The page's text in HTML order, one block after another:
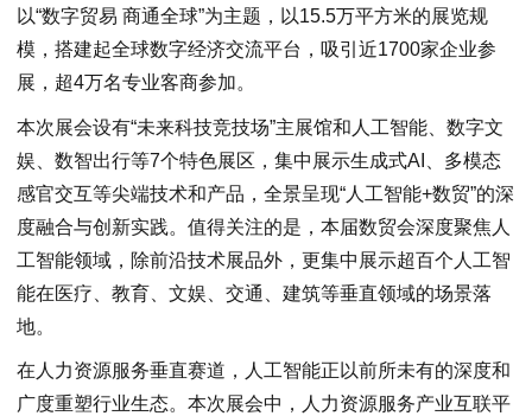
以“数字贸易 商通全球”为主题，以15.5万平方米的展览规
模，搭建起全球数字经济交流平台，吸引近1700家企业参
展，超4万名专业客商参加。
本次展会设有“未来科技竞技场”主展馆和人工智能、数字文
娱、数智出行等7个特色展区，集中展示生成式AI、多模态
感官交互等尖端技术和产品，全景呈现“人工智能+数贸”的深
度融合与创新实践。值得关注的是，本届数贸会深度聚焦人
工智能领域，除前沿技术展品外，更集中展示超百个人工智
能在医疗、教育、文娱、交通、建筑等垂直领域的场景落
地。
在人力资源服务垂直赛道，人工智能正以前所未有的深度和
广度重塑行业生态。本次展会中，人力资源服务产业互联平